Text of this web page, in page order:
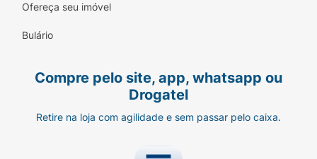
Ofereça seu imóvel
Bulário
Compre pelo site, app, whatsapp ou
Drogatel
Retire na loja com agilidade e sem passar pelo caixa.